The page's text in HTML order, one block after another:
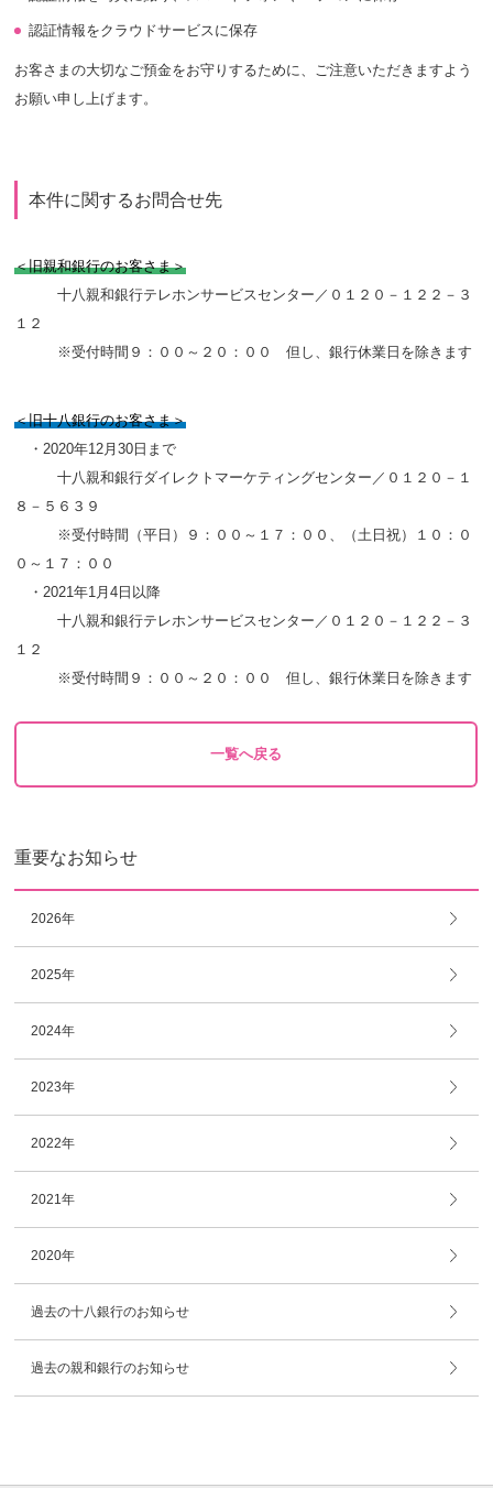
認証情報をクラウドサービスに保存
お客さまの大切なご預金をお守りするために、ご注意いただきますよう
お願い申し上げます。
本件に関するお問合せ先
＜旧親和銀行のお客さま＞
十八親和銀行テレホンサービスセンター／０１２０－１２２－３
１２
※受付時間９：００～２０：００ 但し、銀行休業日を除きます
＜旧十八銀行のお客さま＞
・2020年12月30日まで
十八親和銀行ダイレクトマーケティングセンター／０１２０－１
８－５６３９
※受付時間（平日）９：００～１７：００、（土日祝）１０：０
０～１７：００
・2021年1月4日以降
十八親和銀行テレホンサービスセンター／０１２０－１２２－３
１２
※受付時間９：００～２０：００ 但し、銀行休業日を除きます
一覧へ戻る
重要なお知らせ
2026年
2025年
2024年
2023年
2022年
2021年
2020年
過去の十八銀行のお知らせ
過去の親和銀行のお知らせ